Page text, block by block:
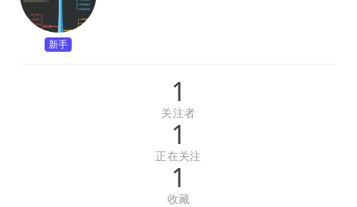
新手
1
关注者
1
正在关注
1
收藏